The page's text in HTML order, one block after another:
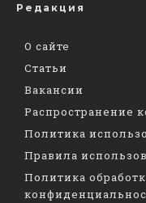
Редакция
О сайте
Статьи
Вакансии
Распространение
Политика
Правила
Политика